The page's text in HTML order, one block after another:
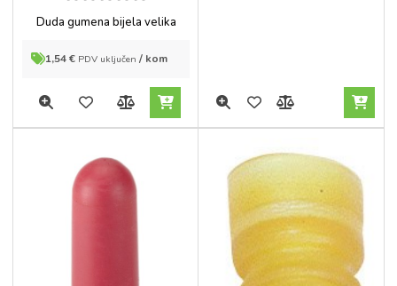
out of
5
Duda gumena bijela velika
1,54€ PDV uključen / kom